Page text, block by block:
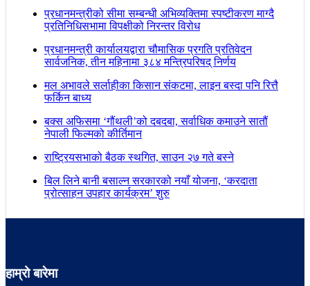
प्रधानमन्त्रीको सीमा सम्बन्धी अभिव्यक्तिमा स्पष्टीकरण माग्दै
प्रतिनिधिसभामा विपक्षीको निरन्तर विरोध
प्रधानमन्त्री कार्यालयद्वारा चौमासिक प्रगति प्रतिवेदन
सार्वजनिक, तीन महिनामा ३८४ मन्त्रिपरिषद् निर्णय
मल अभावले सर्लाहीका किसान संकटमा, लाइन बस्दा पनि रित्तै
फर्किन बाध्य
बक्स अफिसमा ‘गौंथली’को दबदबा, सर्वाधिक कमाउने सातौं
नेपाली फिल्मको कीर्तिमान
राष्ट्रियसभाको बैठक स्थगित, साउन २७ गते बस्ने
बिल लिने बानी बसाल्न सरकारको नयाँ योजना, ‘करदाता
प्रोत्साहन उपहार कार्यक्रम’ शुरु
हाम्रो बारेमा